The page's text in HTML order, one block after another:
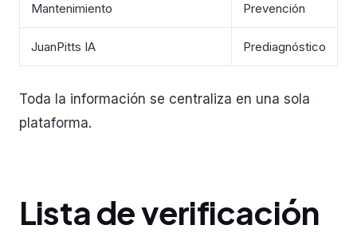
Mantenimiento Prevención
JuanPitts IA Prediagnóstico
Toda la información se centraliza en una sola
plataforma.
Lista de verificación